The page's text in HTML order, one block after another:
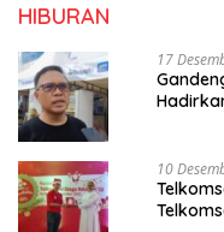
HIBURAN
17
10